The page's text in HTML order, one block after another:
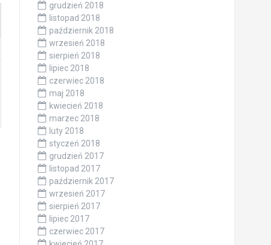
grudzień 2018
listopad 2018
październik 2018
wrzesień 2018
sierpień 2018
lipiec 2018
czerwiec 2018
maj 2018
kwiecień 2018
marzec 2018
luty 2018
styczeń 2018
grudzień 2017
listopad 2017
październik 2017
wrzesień 2017
sierpień 2017
lipiec 2017
czerwiec 2017